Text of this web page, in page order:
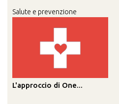
Salute e prevenzione
L'approccio di One...